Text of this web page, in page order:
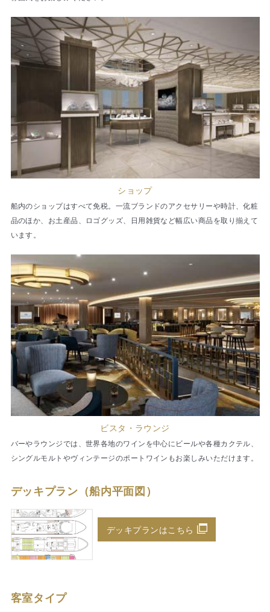
ショップ
船内のショップはすべて免税。一流ブランドのアクセサリーや時計、化粧
品のほか、お土産品、ロゴグッズ、日用雑貨など幅広い商品を取り揃えて
います。
ビスタ・ラウンジ
バーやラウンジでは、世界各地のワインを中心にビールや各種カクテル、
シングルモルトやヴィンテージのポートワインもお楽しみいただけます。
デッキプラン（船内平面図）
デッキプランはこちら
客室タイプ